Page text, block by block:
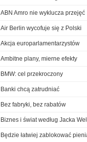
ABN Amro nie wyklucza przejęć
Air Berlin wycofuje się z Polski
Akcja europarlamentarzystów
Ambitne plany, mierne efekty
BMW: cel przekroczony
Banki chcą zatrudniać
Bez fabryki, bez rabatów
Biznes i świat według Jacka
Będzie łatwiej zablokować